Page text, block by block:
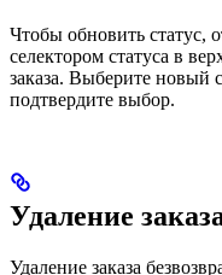
Чтобы обновить статус,
селектором статуса в
заказа. Выберите новый
подтвердите выбор.
Удаление
Удаление заказа